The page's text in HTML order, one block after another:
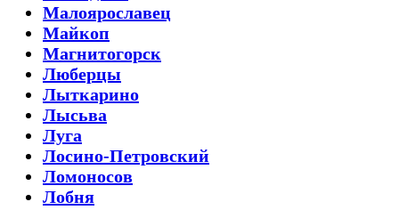
Малоярославец
Майкоп
Магнитогорск
Люберцы
Лыткарино
Лысьва
Луга
Лосино-Петровский
Ломоносов
Лобня